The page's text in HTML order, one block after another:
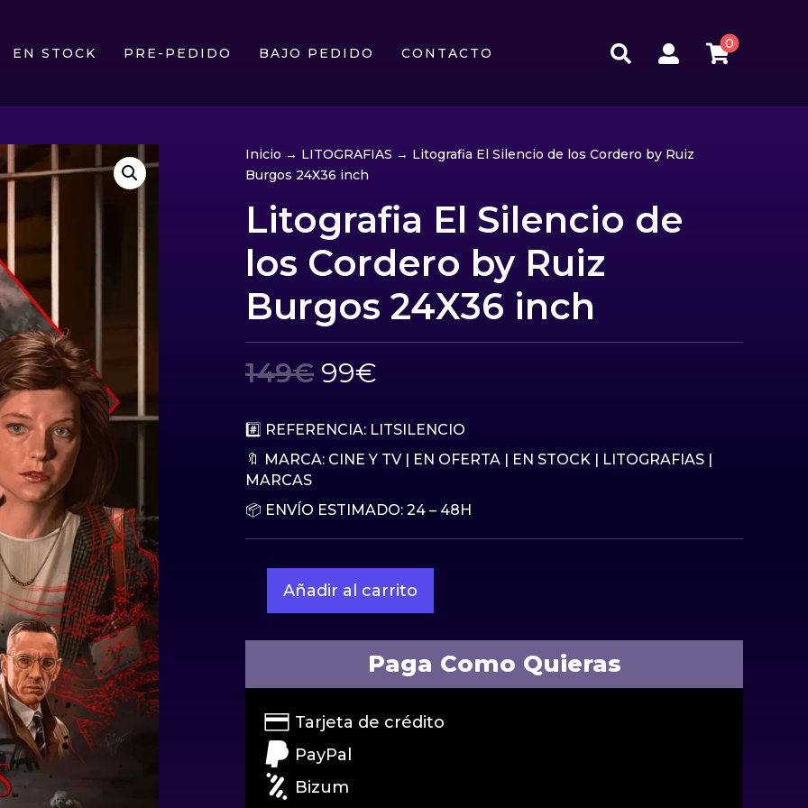
EN STOCK PRE-PEDIDO BAJO PEDIDO CONTACTO   0
Inicio → LITOGRAFIAS → Litografia El Silencio de los Cordero by Ruiz
Burgos 24X36 inch
Litografia El Silencio de
los Cordero by Ruiz
Burgos 24X36 inch
149€ El
precio
era:
149€.
99€
es:
99€.
#️⃣ REFERENCIA: LITSILENCIO
🔖 MARCA: CINE Y TV| EN OFERTA | EN STOCK | LITOGRAFIAS |
MARCAS
📦 ENVÍO ESTIMADO: 24 – 48H
Litografia
Silencio
by
Ruiz
Burgos
24X36
inch
Añadir al carrito
Paga Como Quieras
Tarjeta de crédito
PayPal
Bizum